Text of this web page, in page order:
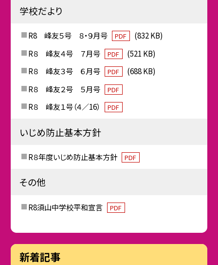
学校だより
R8 峰友５号 ８・９月号 PDF
(832 KB)
R８ 峰友４号 ７月号
PDF
(521 KB)
R８ 峰友３号 ６月号
PDF
(688 KB)
R８ 峰友２号 ５月号
PDF
R８ 峰友１号（４／16） PDF
いじめ防止基本方針
R８年度いじめ防止基本方針 PDF
その他
R8須山中学校平和宣言 PDF
新着記事